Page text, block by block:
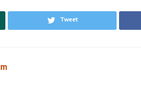
Tweet